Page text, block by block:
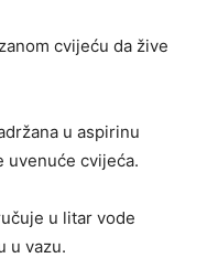
cvijeću da žive
u aspirinu
uvenuće cvijeća.
u litar vode
u vazu.